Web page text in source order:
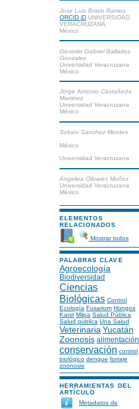
Jose Luis Bravo Ramos
ORCID iD UNIVERSIDAD
VERACRUZANA
México
Gerardo Gabriel Ballados
Gonzalez
Universidad Veracruzana
México
Jorge Antonio Castañeda
Martinez
Universidad Veracruzana
México
Sokani Sanchez Montes
México
Universidad Veracruzana
Angelica Olivares Muñoz
Universidad Veracruzana
México
ELEMENTOS
RELACIONADOS
Mostrar todos
PALABRAS CLAVE
Agroecología
Biodiversidad
Ciencias
Biológicas Control
Ecología Fusarium Hongos
Karst Milpa Salud Pública
Salud pública Una Salud
VeterinariaYucatán
Zoonosis alimentación
conservación control
biológico dengue forraje
zoonosis
HERRAMIENTAS DEL
ARTÍCULO
Metadatos de